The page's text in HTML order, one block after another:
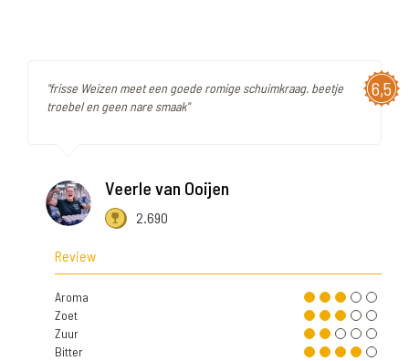
6,5
"frisse Weizen meet een goede romige schuimkraag. beetje
troebel en geen nare smaak"
Veerle van Ooijen
2.690
Review
Aroma
Zoet
Zuur
Bitter